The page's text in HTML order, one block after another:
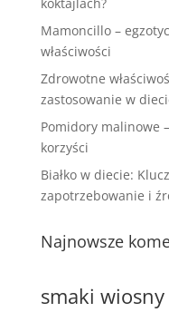
Mamoncillo –
właściwości
Zdrowotne
zastosowanie w
Pomidory malinowe
korzyści
Białko w diecie:
zapotrzebowanie i
Najnowsze
smaki wiosny